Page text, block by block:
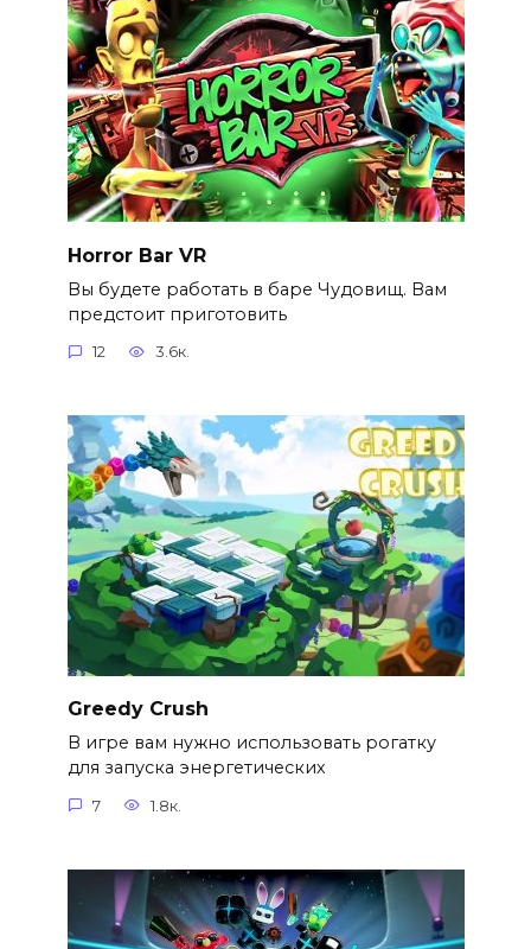
Horror Bar VR
Вы будете работать в баре Чудовищ. Вам
предстоит приготовить
12 3.6к.
Greedy Crush
В игре вам нужно использовать рогатку
для запуска энергетических
7 1.8к.